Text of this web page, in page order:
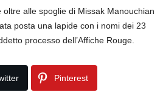
alle spoglie di Missak Manouchian
posta una lapide con i nomi dei 23
processo dell’Affiche Rouge.
Pinterest